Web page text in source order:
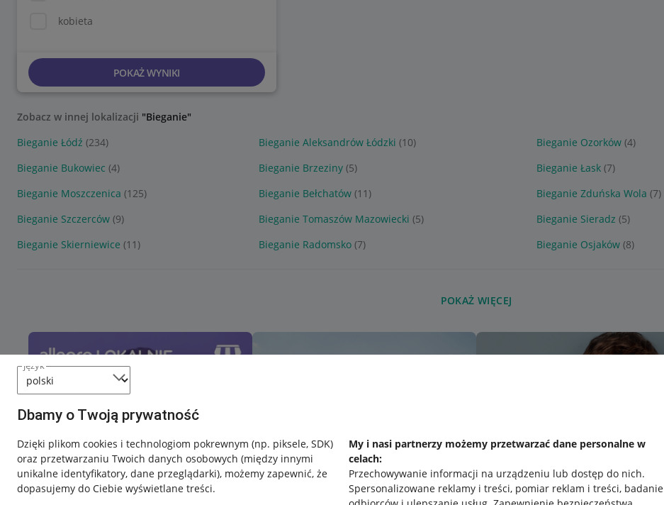
język
Dbamy o Twoją prywatność
Dzięki plikom cookies i technologiom pokrewnym (np. piksele, SDK)
oraz przetwarzaniu Twoich danych osobowych (między innymi
unikalne identyfikatory, dane przeglądarki), możemy zapewnić, że
dopasujemy do Ciebie wyświetlane treści.
My i nasi partnerzy możemy przetwarzać dane personalne w
celach:
Przechowywanie informacji na urządzeniu lub dostęp do nich.
Spersonalizowane reklamy i treści, pomiar reklam i treści, badanie
kobieta
POKAŻ WYNIKI
Zobacz w innej lokalizacji "Bieganie"
Bieganie Łódź (234) Bieganie Aleksandrów Łódzki (10) Bieganie Ozorków (4)
Bieganie Bukowiec (4) Bieganie Brzeziny (5) Bieganie Łask (7)
Bieganie Moszczenica (125) Bieganie Bełchatów (11) Bieganie Zduńska Wola (7)
Bieganie Szczerców (9) Bieganie Tomaszów Mazowiecki (5) Bieganie Sieradz (5)
Bieganie Skierniewice (11) Bieganie Radomsko (7) Bieganie Osjaków (8)
POKAŻ WIĘCEJ